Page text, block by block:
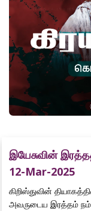
இயேசுவின்
12-Mar-2025
கிறிஸ்துவின்
அவருடைய இரத்தம் நம்மை